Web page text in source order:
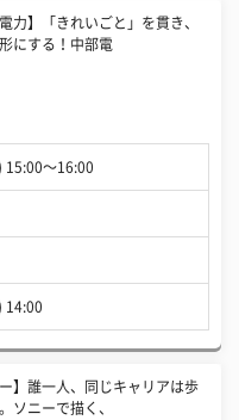
電力】「きれいごと」を貫き、
にする！中部電
15:00〜16:00
14:00
ー】誰一人、同じキャリアは歩
ソニーで描く、